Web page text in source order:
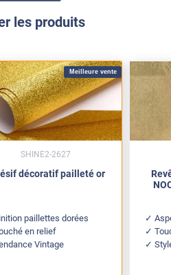
les produits
Meilleure vente
décoratif pailleté or
paillettes dorées
en relief
Vintage
SHINE2-2627